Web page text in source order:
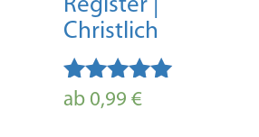
Register |
Christlich
Bewertet mit
ab 0,99€